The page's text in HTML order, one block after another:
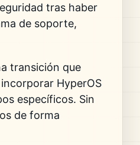
tras haber
de soporte,
transición que
incorporar HyperOS
específicos. Sin
de forma